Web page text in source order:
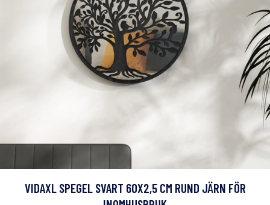
VIDAXL SPEGEL SVART 60X2,5 CM RUND JÄRN FÖR